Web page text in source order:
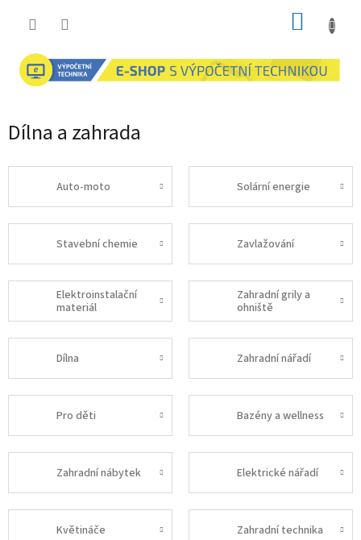
Dílna a zahrada
Auto-moto Solární energie
Stavební chemie Zavlažování
Elektroinstalační
materiál
Zahradní grily a
ohniště
Dílna Zahradní nářadí
Pro děti Bazény a wellness
Zahradní nábytek Elektrické nářadí
Květináče Zahradní technika